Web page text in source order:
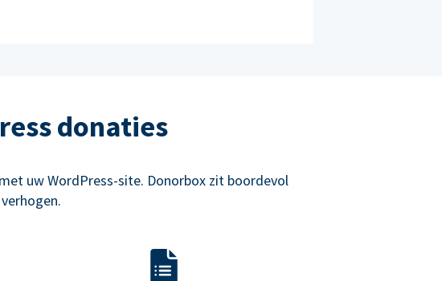
donaties
uw WordPress-site. Donorbox zit boordevol